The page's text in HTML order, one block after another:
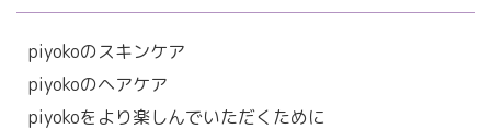
piyokoのスキンケア
piyokoのヘアケア
piyokoをより楽しんでいただくために